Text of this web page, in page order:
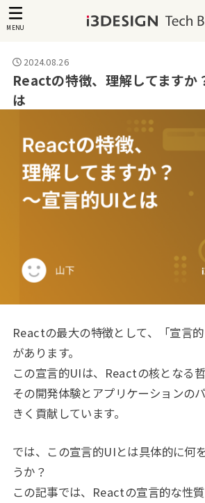
MENU
2024.08.26
Reactの特徴、理解してますか
は
Reactの最大の特徴として、「宣言
があります。
この宣言的UIは、Reactの核となる哲
その開発体験とアプリケーションの
きく貢献しています。
では、この宣言的UIとは具体的に何
うか？
この記事では、Reactの宣言的な性質